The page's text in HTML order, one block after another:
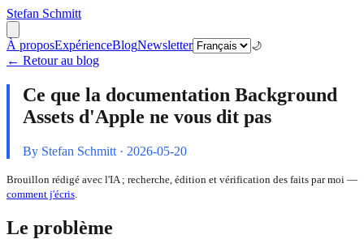
Stefan Schmitt
À proposExpérienceBlogNewsletter 🌙
← Retour au blog
Ce que la documentation Background
Assets d'Apple ne vous dit pas
By Stefan Schmitt · 2026-05-20
Brouillon rédigé avec l'IA ; recherche, édition et vérification des faits par moi —
comment j'écris
Le problème